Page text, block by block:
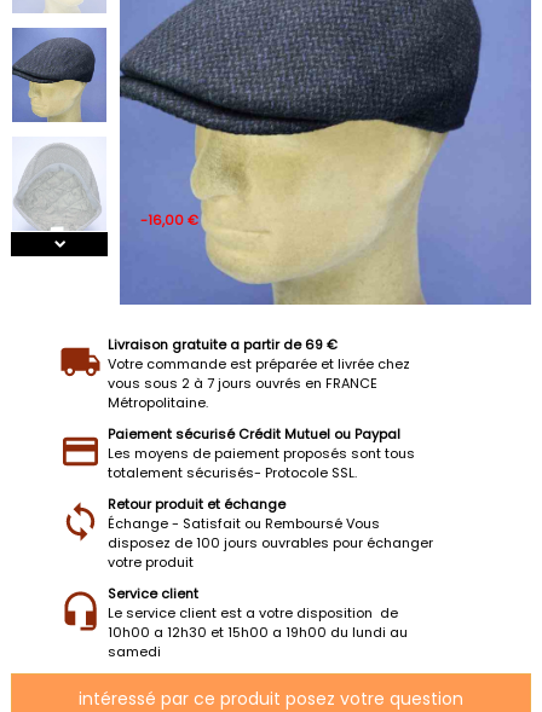
-16,00 €
Livraison gratuite a partir de 69 €
Votre commande est préparée et livrée chez
vous sous 2 à 7 jours ouvrés en FRANCE
Métropolitaine.
Paiement sécurisé Crédit Mutuel ou Paypal
Les moyens de paiement proposés sont tous
totalement sécurisés- Protocole SSL.
Retour produit et échange
Échange - Satisfait ou Remboursé Vous
disposez de 100 jours ouvrables pour échanger
votre produit
Service client
Le service client est a votre disposition de
10h00 a 12h30 et 15h00 a 19h00 du lundi au
samedi
intéressé par ce produit posez votre question